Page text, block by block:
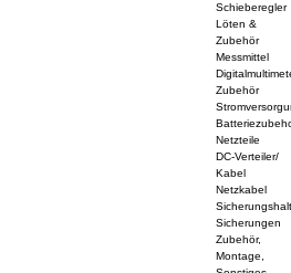
Schieberegler
Löten &
Zubehör
Messmittel
Zubehör
Netzteile
DC-Verteiler/
Kabel
Netzkabel
Sicherungen
Zubehör,
Montage,